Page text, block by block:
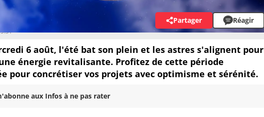
Partager Réagir
6 août, l'été bat son plein et les astres s'alignent pour
énergie revitalisante. Profitez de cette période
pour concrétiser vos projets avec optimisme et sérénité.
aux Infos à ne pas rater